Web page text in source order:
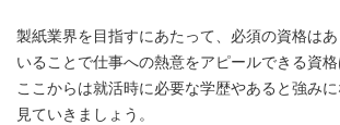
製紙業界を目指すにあたって、必須の資格は
いることで仕事への熱意をアピールできる資
ここからは就活時に必要な学歴やあると強み
見ていきましょう。